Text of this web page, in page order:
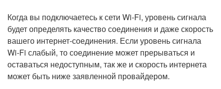
Когда вы подключаетесь к сети Wi-Fi, уровень сигнала
будет определять качество соединения и даже скорость
вашего интернет-соединения. Если уровень сигнала
Wi-Fi слабый, то соединение может прерываться и
оставаться недоступным, так же и скорость интернета
может быть ниже заявленной провайдером.